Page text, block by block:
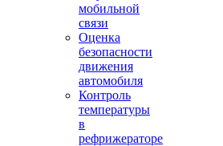
мобильной
связи
Оценка
безопасности
движения
автомобиля
Контроль
температуры
в
рефрижераторе